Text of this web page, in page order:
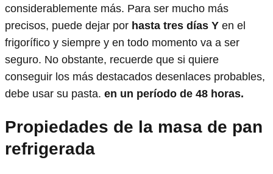
considerablemente más. Para ser mucho más
precisos, puede dejar por hasta tres días Y en el
frigorífico y siempre y en todo momento va a ser
seguro. No obstante, recuerde que si quiere
conseguir los más destacados desenlaces probables,
debe usar su pasta. en un período de 48 horas.
Propiedades de la masa de pan
refrigerada